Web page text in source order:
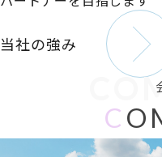
当社の強み
C